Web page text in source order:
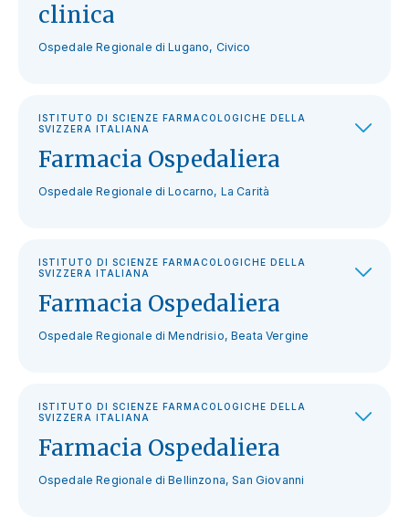
clinica
Ospedale Regionale di Lugano, Civico
ISTITUTO DI SCIENZE FARMACOLOGICHE DELLA
SVIZZERA ITALIANA
Farmacia Ospedaliera
Ospedale Regionale di Locarno, La Carità
ISTITUTO DI SCIENZE FARMACOLOGICHE DELLA
SVIZZERA ITALIANA
Farmacia Ospedaliera
Ospedale Regionale di Mendrisio, Beata Vergine
ISTITUTO DI SCIENZE FARMACOLOGICHE DELLA
SVIZZERA ITALIANA
Farmacia Ospedaliera
Ospedale Regionale di Bellinzona, San Giovanni